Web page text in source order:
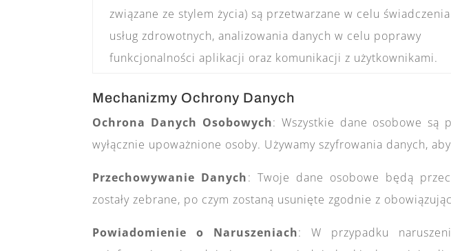
związane ze stylem życia) są przetwarzane w celu świadczenia
usług zdrowotnych, analizowania danych w celu poprawy
funkcjonalności aplikacji oraz komunikacji z użytkownikami.
Mechanizmy Ochrony Danych
Ochrona Danych Osobowych: Wszystkie dane osobowe są
wyłącznie upoważnione osoby. Używamy szyfrowania danych,
Przechowywanie Danych: Twoje dane osobowe będą
zostały zebrane, po czym zostaną usunięte zgodnie z
Powiadomienie o Naruszeniach: W przypadku